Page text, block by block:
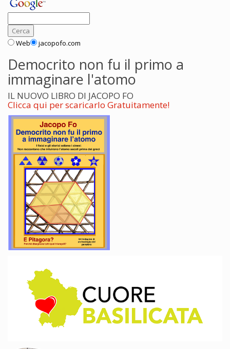
Web jacopofo.com
Democrito non fu il primo a
immaginare l'atomo
IL NUOVO LIBRO DI JACOPO FO
Clicca qui per scaricarlo Gratuitamente!